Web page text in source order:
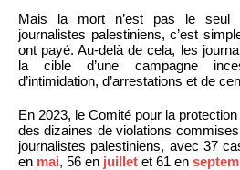
Mais la mort n’est pas le seul
journalistes palestiniens, c’est
ont payé. Au-delà de cela, les
la cible d’une campagne
d’intimidation, d’arrestations et de
En 2023, le Comité pour la
des dizaines de violations
journalistes palestiniens, avec 37
en mai, 56 en juillet et 61 en